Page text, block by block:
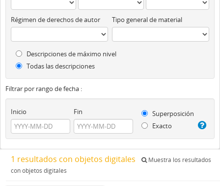
Régimen de derechos de autor Tipo general de material
Descripciones de máximo nivel
Todas las descripciones
Filtrar por rango de fecha :
Inicio Fin
Superposición
Exacto
1 resultados con objetos digitales
Muestra los resultados
con objetos digitales